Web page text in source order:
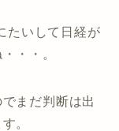
たいして日経が
・・。
まだ判断は出
。